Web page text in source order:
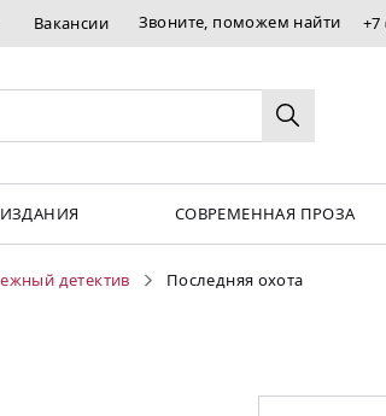
Вакансии Звоните, поможем найти +7
СОВРЕМЕННАЯ ПРОЗА
детектив Последняя охота